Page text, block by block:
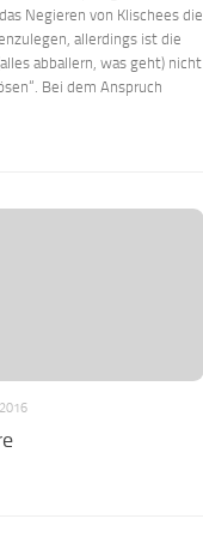
Negieren von Klischees die
allerdings ist die
abballern, was geht) nicht
Bei dem Anspruch